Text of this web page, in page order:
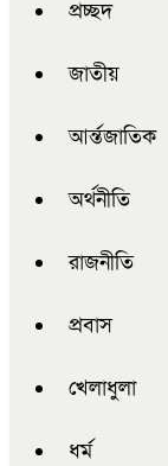
প্রচ্ছদ
জাতীয়
আর্ন্তজাতিক
অর্থনীতি
রাজনীতি
প্রবাস
খেলাধুলা
ধর্ম